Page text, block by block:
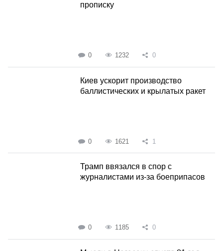
прописку
0 1232 0
Киев ускорит производство
баллистических и крылатых ракет
0 1621 1
Трамп ввязался в спор с
журналистами из-за боеприпасов
0 1185 0